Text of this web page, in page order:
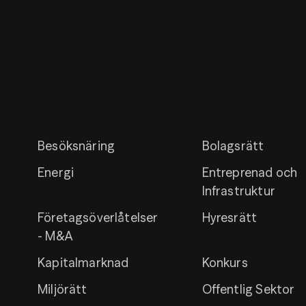
Besöksnäring
Bolagsrätt
Energi
Entreprenad och
Infrastruktur
Företagsöverlåtelser
- M&A
Hyresrätt
Kapitalmarknad
Konkurs
Miljörätt
Offentlig Sektor